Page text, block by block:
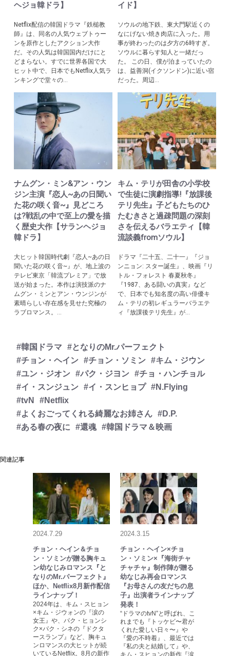
ヘジョ韓ドラ】
Netflix配信の韓国ドラマ『鉄槌教
師』は、同名の人気ウェブトゥー
ンを原作としたアクション大作
だ。その人気は韓国国内だけにと
どまらない。すでに世界各国で大
ヒット中で、日本でもNetflix人気ラ
ンキングで堂々の...
イド】
ソウルの地下鉄、東大門駅近くの
なにげない焼き肉店に入った。用
事が終わったのは夕方の6時すぎ。
ソウルに暮らす知人と一緒だっ
た。 この日、僕が泊まっていたの
は、益善洞(イクソンドン)に近い宿
だった。周辺...
ナムグン・ミン&アン・ウン
ジン主演『恋人~あの日聞い
た花の咲く音~』見どころ
は?戦乱の中で至上の愛を描
く歴史大作【サランヘジョ
韓ドラ】
大ヒット韓国時代劇『恋人~あの日
聞いた花の咲く音~』が、地上波の
テレビ東京「韓流プレミア」で放
送が始まった。本作は演技派のナ
ムグン・ミンとアン・ウンジンが
素晴らしい存在感を見せた究極の
ラブロマンス。...
キム・テリが田舎の小学校
で生徒に演劇指導!『放課後
テリ先生』子どもたちのひ
たむきさと過疎問題の深刻
さを伝えるバラエティ【韓
流談義fromソウル】
ドラマ『二十五、二十一』『ジョ
ンニョン: スター誕生』、映画『リ
トル・フォレスト 春夏秋冬』
『1987、ある闘いの真実』など
で、日本でも知名度の高い俳優キ
ム・テリの初レギュラーバラエテ
ィ『放課後テリ先生』が...
#韓国ドラマ
#となりのMr.パーフェクト
#チョン・ヘイン #チョン・ソミン #キム・ジウン
#ユン・ジオン #パク・ジヨン #チョ・ハンチョル
#イ・スンジュン #イ・スンヒョプ #N.Flying
#tvN
#Netflix
#よくおごってくれる綺麗なお姉さん #D.P.
#ある春の夜に
#還魂 #韓国ドラマ＆映画
関連記事
2024.7.29
チョン・ヘイン＆チョ
ン・ソミンが贈る胸キュ
ン幼なじみロマンス『と
なりのMr.パーフェクト』
ほか、Netflix8月新作配信
ラインナップ！
2024年は、キム・スヒョン
×キム・ジウォンの『涙の
女王』や、パク・ヒョンシ
ク×パク・シネの『ドクタ
ースランプ』など、胸キュ
ンロマンスの大ヒットが続
いているNetflix。8月の新作
2024.3.15
チョン・ヘイン×チョ
ン・ソミン×『海街チャ
チャチャ』制作陣が贈る
幼なじみ再会ロマンス
『お母さんの友だちの息
子』出演者ラインナップ
発表！
“ドラマのtvN”と呼ばれ、こ
れまでも『トッケビ〜君が
くれた愛しい日々〜』や
『愛の不時着』、最近では
『私の夫と結婚して』や、
キム・スヒョンの新作『涙